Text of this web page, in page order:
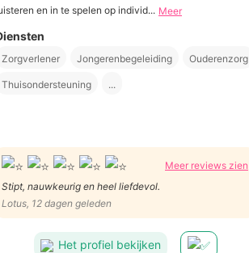
en in te spelen op individ... Meer
Zorgverlener Jongerenbegeleiding Ouderenzorg
Thuisondersteuning ...
Meer reviews zien
Stipt, nauwkeurig en heel liefdevol.
Lotus, 12 dagen geleden
Het profiel bekijken